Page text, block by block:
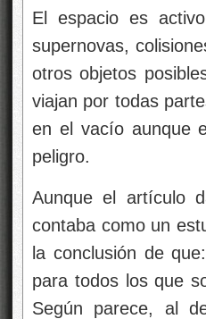
El espacio es
supernovas,
otros objetos
viajan por todas
en el vacío aunque
peligro.
Aunque el artículo
contaba como un
la conclusión de
para todos los que
Según parece, al